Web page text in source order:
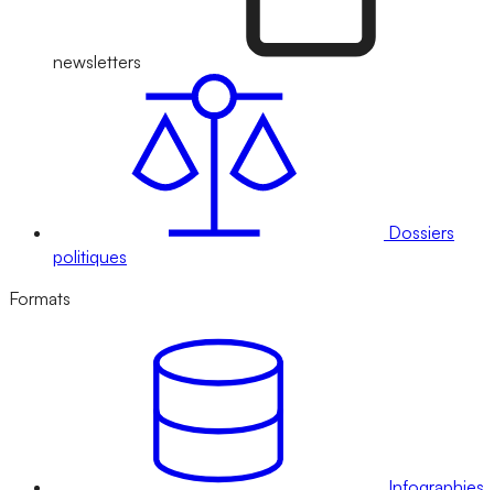
newsletters
Dossiers
politiques
Formats